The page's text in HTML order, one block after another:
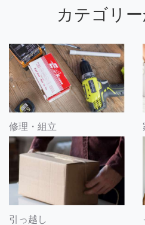
カテゴリ
修理・組立
引っ越し